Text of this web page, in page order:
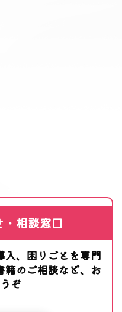
相談窓口
、困りごとを専門
籍のご相談など、お
ぞ